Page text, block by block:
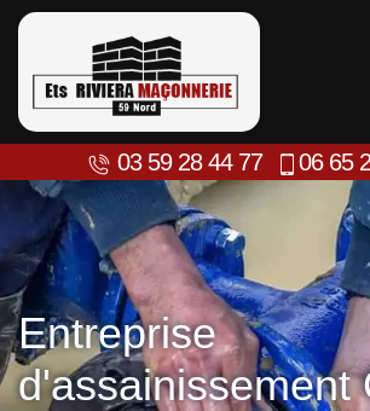
03 59 28 44 77 06 65
Entreprise
d'assainissement